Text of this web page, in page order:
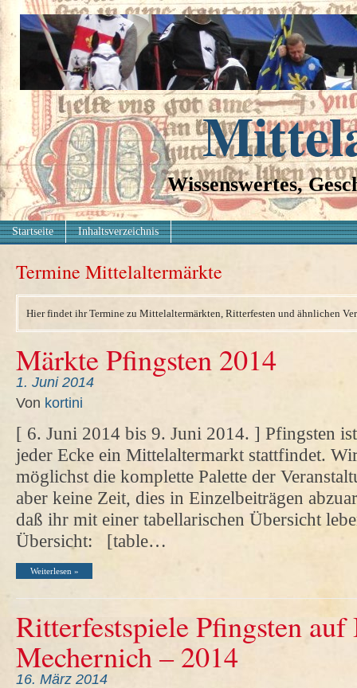
Wissenswertes,
Startseite Inhaltsverzeichnis
Termine Mittelaltermärkte
Hier findet ihr Termine zu Mittelaltermärkten, Ritterfesten und ähnlichen
Märkte Pfingsten 2014
1. Juni 2014
Von kortini
[ 6. Juni 2014 bis 9. Juni 2014. ] Pfingsten
jeder Ecke ein Mittelaltermarkt stattfindet.
möglichst die komplette Palette der
aber keine Zeit, dies in Einzelbeiträgen
daß ihr mit einer tabellarischen Übersicht
Übersicht: [table…
Weiterlesen »
Ritterfestspiele Pfingsten
Mechernich – 2014
16. März 2014